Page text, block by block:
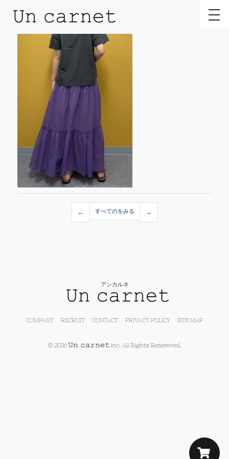
← すべてのをみる →
アンカルネ
COMPANY RECRUIT CONTACT PRIVACY POLICY SITE MAP
© 2026 inc. All Rights Resereved.